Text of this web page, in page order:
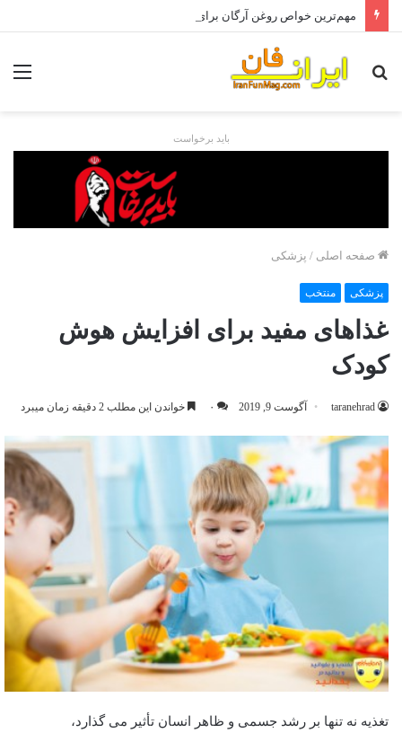
مهم‌ترین خواص روغن آرگان برای مو
جستجو
باید برخواست
صفحه اصلی / پزشکی
پزشکی منتخب
غذاهای مفید برای افزایش هوش
کودک
taranehrad آگوست 9, 2019 ۰ خواندن این مطلب 2 دقیقه زمان میبرد
تغذیه نه تنها بر رشد جسمی و ظاهر انسان تأثیر می گذارد،